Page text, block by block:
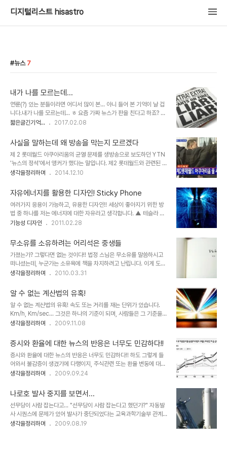
디지털리스트 hisastro
뉴스 7
내가 나를 모르는데...
연륜(?) 있는 분들이라면 어디서 많이 본... 아니 들어 본 기억이 날 겁
니다.내가 나를 모르는데... ㅎ 요즘 가짜 뉴스가 판을 친다고 하죠? 그
가짜 뉴스라는 말이 저는 좀 거슬렸습니다. 아마도 그건 옳고 그름을
특정 부류들만이 만들 수 있는 전유물처럼 느껴져 그랬던 것 같습니다.
이런 얘길 하려고 하면 사실 제 마음에서 먼저 제동이 걸립니다. "가짜
뉴스"라는 말이 회자된 이유와 거론하고자 하는 바를 모르지 않기 때
문이죠. 그럼에도 이걸 원론적으로 지닌 생각이라고 해야 할지 또는 x
고집이라고 해야 할지는 모르겠습니다만, 정말로 문제가 되는 건 말과
니다. 만..
짧은글긴기억... 2017.02.08
사실을 말하는데 왜 방송을 막는지 모르겠다
제 2 롯데월드 아쿠아리움의 균열 문제를 생방송으로 보도하던 YTN
'뉴스의 정석'에서 앵커가 했다는 말입니다. 제2 롯데월드와 관련된 문
제는 처음부터 지금까지 워낙 산더미 같고, 조만간 무슨 일이라도 일어
말을 접하면서 들었던 생각은 그 상황에 대한 취재의 적절성 보다, 과
연 저 표현이 무슨 의미를 담고 있을까?라는 궁금증이었습니다. TV를
없애고 방송을 멀리한지 2년은 족히 된 상황이기도 하지만, 방송에 나
오던 인물 중 관심가지 않으면 누군지 알려고 하지 않는 탓에 YTN
'뉴스의 정석'이라는 프로그램은 물론, 진행자가 누구인지도 모르고 그
월드 아쿠아리움 균열을 보도하..
생각을정리하며 2014.12.10
자유에너지를 활용한 디자인! Sticky Phone
여러가지 응용이 가능하고, 유용한 디자인!! 세상이 좋아지기 위한 방
법 중 하나를 저는 에너지에 대한 자유라고 생각합니다. ▲ 테슬라 코
일을 시험 중인 니콜라 테슬라 그건 천재 과학자 니콜라테슬라가 주창
것으로 압니다. 특히, 지구 상의 분쟁 중 대부분은 이 에너지와 밀접한
관련이 있다는 점은 아이러니하게도 그것을 증명하는 것이고, 또 우리
말로 해석할 때 "힘"이란 뜻에서는 간단치 않은 어떤 느낌이 전해지기
도 합니다. 정말로 생각해 보면, 우리가 살아가는 삶 속의 굴레는 이 에
너지에 대한 속박이 가장 큰 것이 아닐까 싶습니다. 언젠가 뉴스 중에
이 어둠과 추위 속에서 고생..
기능성 디자인 2011.02.28
무소유를 소유하려는 어리석은 중생들
가졌는가? 그렇다면 없는 것이다!! 법정 스님은 무소유를 말씀하시고
떠나셨는데, 누군가는 소유욕에 책을 차지하려고 난립니다. 이게 도대
체 무슨 까닭이고, 조화일까요... ▲ 법정 스님 저서의 무소유가 의미
되었던 가격의 몇백 배라는 숫자를 강조하고 있었습니다. 과연 그 책의
거래 속에 있는 당사자들이 -판매자, 구매자, 중개자- 법정의 뜻을 헤
아리고나 있는 것인지... 또한 그 뉴스를 전하는 매체들은 무슨 의미로
소식을 전하려 한 건지... 그 이유는 아마도 책이 아니라 돈이라는 가치
가 결부된 욕심은 아닌지 의문스럽습니다. ▲ 법정 스님 저서의 무소
뿐입니다. 무소유라는 책의 ..
생각을정리하며 2010.03.31
알 수 없는 계산법의 유혹!
알 수 없는 계산법의 유혹! 속도 또는 거리를 재는 단위가 있습니다.
Km/h, Km/sec... 그것은 하나의 기준이 되며, 사람들은 그 기준을
근거로하여 거리와 속도를 계산하고 그 산정된 결과로서 이해를 하기
만, 이를 활용한 계산을 통해 만들어지는 사안들을 보다 보면 그 과정
에 시작과 끝은 온데 간데 없고, 단지 숫자만 남아 사람들의 눈을 현혹
시켜 유혹하는 듯 합니다. 언젠가 뉴스 기사 중 "인구재앙"이란 것이
있었습니다. 논란거리이기도 했지요. 2012년엔 어떻고 2050년엔
어떻고 하면서 인구감소와 노령화의 문제를 거론하고 있었습니다.-그
2050년에는 정말로 그..
생각을정리하며 2009.11.08
증시와 환율에 대한 뉴스의 반응은 너무도 민감하다!!
증시와 환율에 대한 뉴스의 반응은 너무도 민감하다!! 하도 그렇게 들
어와서 불감증이 생겼기에 다행이지, 주식관련 또는 환율 변동에 대하
여 뉴스에서 나오는 소리를 듣다 보면 정말 천당 지옥을 왔다 갔다 하
리를 뒷받침하고는 있겠지만, 시세 변동에 따른 해석과 원인 분석에 관
한 내용들을 들어보면 꿈보다 해몽이란 말이 적격이라는 생각을 하게
됩니다. 저는 주식에 대하여 관심이 없기 때문에 주식에 대한 뉴스를
들어도 그리 신경이 쓰이지 않습니다. 하지만 만일 주식에 투자를 했었
더라고 한다면... 분명 저의 반응은 달라질 것이 분명합니다. 뉴스에서
생각을정리하며 2009.09.24
나로호 발사 중지를 보면서...
선무당이 사람 잡는다고... "선무당이 사람 잡는다고 했던가?" 자동발
사 시퀀스에 문제가 있어 발사가 중단되었다는 교육과학기술부 관계
자의 발표를 보면서 떠오른 말입니다. 자동발사 시퀀스
생각을정리하며 2009.08.19